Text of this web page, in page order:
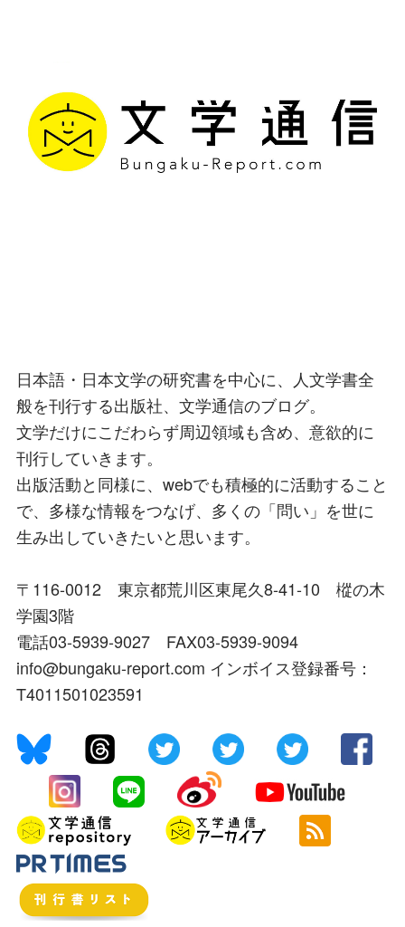
日本語・日本文学の研究書を中心に、人文学書全
般を刊行する出版社、文学通信のブログ。
文学だけにこだわらず周辺領域も含め、意欲的に
刊行していきます。
出版活動と同様に、webでも積極的に活動すること
で、多様な情報をつなげ、多くの「問い」を世に
生み出していきたいと思います。
〒116-0012 東京都荒川区東尾久8-41-10 樅の木
学園3階
電話03-5939-9027 FAX03-5939-9094
info@bungaku-report.com インボイス登録番号：
T4011501023591